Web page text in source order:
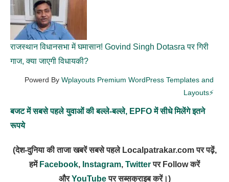
राजस्थान विधानसभा में घमासान! Govind Singh Dotasra पर गिरी
गाज, क्या जाएगी विधायकी?
Powerd By Wplayouts Premium WordPress Templates and
Layouts⚡
बजट में सबसे पहले युवाओं की बल्ले-बल्ले, EPFO में सीधे मिलेंगे इतने
रूपये
(देश-दुनिया की ताजा खबरें सबसे पहले Localpatrakar.com पर पढ़ें,
हमें Facebook, Instagram, Twitterपर Follow करें
औरYouTubeपर सब्सक्राइब करें।)